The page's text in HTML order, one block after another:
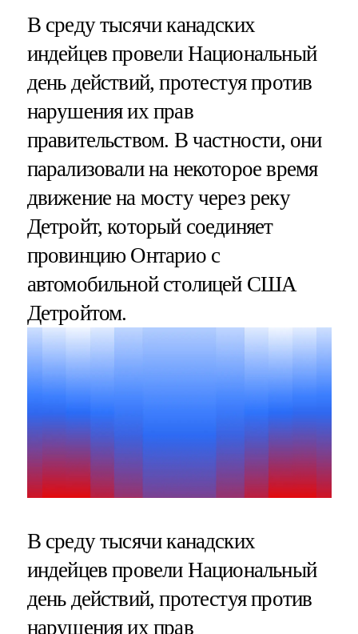
В среду тысячи канадских
индейцев провели Национальный
день действий, протестуя против
нарушения их прав
правительством. В частности, они
парализовали на некоторое время
движение на мосту через реку
Детройт, который соединяет
провинцию Онтарио с
автомобильной столицей США
Детройтом.
В среду тысячи канадских
индейцев провели Национальный
день действий, протестуя против
нарушения их прав